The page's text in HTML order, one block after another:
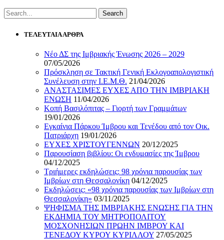
ΤΕΛΕΥΤΑΙΑ ΑΡΘΡΑ
Νέο ΔΣ της Ιμβριακής Ένωσης 2026 – 2029
07/05/2026
Πρόσκληση σε Τακτική Γενική Εκλογοαπολογιστική
Συνέλευση στην Ι.Ε.Μ.Θ. 21/04/2026
ΑΝΑΣΤΑΣΙΜΕΣ ΕΥΧΕΣ ΑΠΟ ΤΗΝ ΙΜΒΡΙΑΚΗ
ΕΝΩΣΗ 11/04/2026
Κοπή Βασιλόπιτας – Γιορτή των Γραμμάτων
19/01/2026
Εγκαίνια Πάρκου Ίμβρου και Τενέδου από τον Οικ.
Πατριάρχη 19/01/2026
ΕΥΧΕΣ ΧΡΙΣΤΟΥΓΕΝΝΩΝ 20/12/2025
Παρουσίαση βιβλίου: Οι ενδυμασίες της Ίμβρου
04/12/2025
Τριήμερες εκδηλώσεις: 98 χρόνια παρουσίας των
Ιμβρίων στη Θεσσαλονίκη 04/12/2025
Εκδηλώσεις: «98 χρόνια παρουσίας των Ιμβρίων στη
Θεσσαλονίκη» 03/11/2025
ΨΗΦΙΣΜΑ ΤΗΣ ΙΜΒΡΙΑΚΗΣ ΕΝΩΣΗΣ ΓΙΑ ΤΗΝ
ΕΚΔΗΜΙΑ ΤΟΥ ΜΗΤΡΟΠΟΛΙΤΟΥ
ΜΟΣΧΟΝΗΣΙΩΝ ΠΡΩΗΝ ΙΜΒΡΟΥ ΚΑΙ
ΤΕΝΕΔΟΥ ΚΥΡΟΥ ΚΥΡΙΛΛΟΥ 27/05/2025